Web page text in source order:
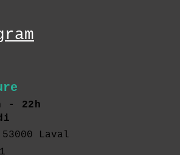
- 22h
Laval